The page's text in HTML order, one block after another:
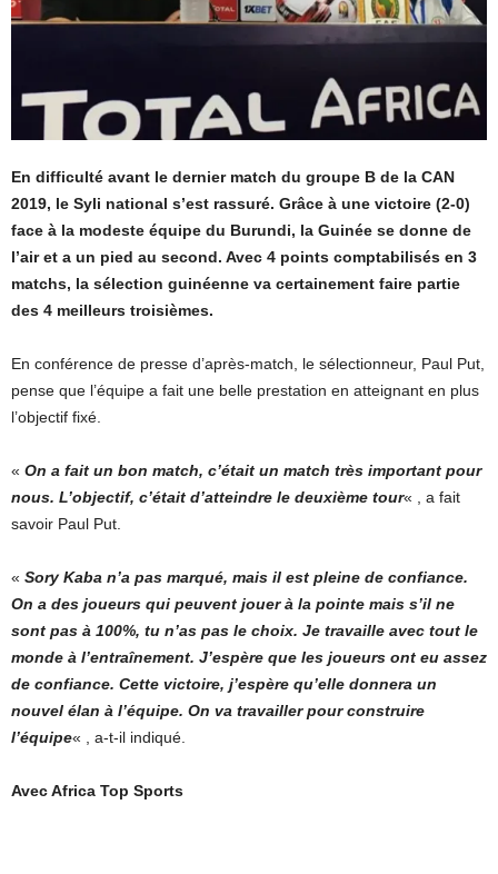
En difficulté avant le dernier match du groupe B de la CAN
2019, le Syli national s’est rassuré. Grâce à une victoire (2-0)
face à la modeste équipe du Burundi, la Guinée se donne de
l’air et a un pied au second. Avec 4 points comptabilisés en 3
matchs, la sélection guinéenne va certainement faire partie
des 4 meilleurs troisièmes.
En conférence de presse d’après-match, le sélectionneur, Paul Put,
pense que l’équipe a fait une belle prestation en atteignant en plus
l’objectif fixé.
« On a fait un bon match, c’était un match très important pour
nous. L’objectif, c’était d’atteindre le deuxième tour« , a fait
savoir Paul Put.
« Sory Kaba n’a pas marqué, mais il est pleine de confiance.
On a des joueurs qui peuvent jouer à la pointe mais s’il ne
sont pas à 100%, tu n’as pas le choix. Je travaille avec tout le
monde à l’entraînement. J’espère que les joueurs ont eu assez
de confiance. Cette victoire, j’espère qu’elle donnera un
nouvel élan à l’équipe. On va travailler pour construire
l’équipe« , a-t-il indiqué.
Avec Africa Top Sports